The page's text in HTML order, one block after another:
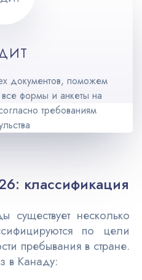
документов, поможем
формы и анкеты на
требованиям
классификация
несколько
по цели
пребывания в стране.
в Канаду: